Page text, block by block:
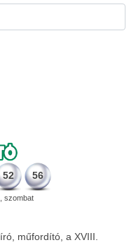
52 56
szombat
műfordító, a XVIII.